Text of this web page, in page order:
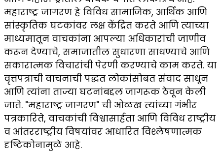
महाराष्ट्र जागरण हे विविध सामाजिक, आर्थिक आणि
सांस्कृतिक घटकांवर लक्ष केंद्रित करते आणि त्याच्या
माध्यमातून वाचकांना आपल्या अधिकारांची जाणीव
करून देण्याचे, समाजातील सुधारणा साधण्याचे आणि
सकारात्मक विचारांची पेरणी करण्याचे काम करते. या
वृत्तपत्राची वाचनाची पद्धत लोकांसोबत संवाद साधून
आणि त्यांना ताज्या घटनांबद्दल जागरूक ठेवून केली
जाते. "महाराष्ट्र जागरण" ची ओळख त्यांच्या गंभीर
पत्रकारिते, वाचकांची विश्वासार्हता आणि विविध राष्ट्रीय
व आंतरराष्ट्रीय विषयांवर आधारित विश्लेषणात्मक
दृष्टिकोनामुळे आहे.